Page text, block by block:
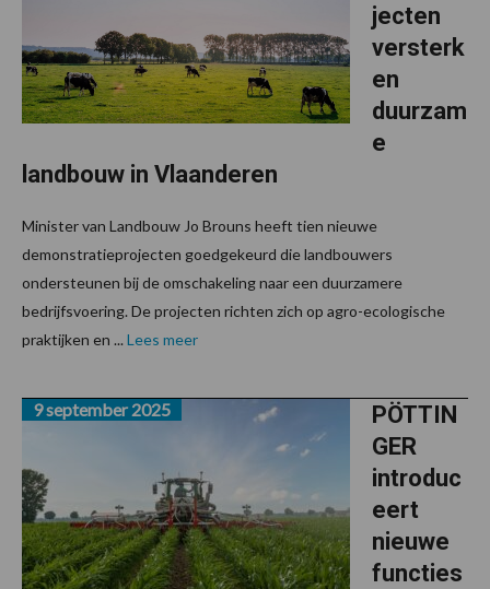
jecten
versterk
en
duurzam
e
landbouw in Vlaanderen
Minister van Landbouw Jo Brouns heeft tien nieuwe
demonstratieprojecten goedgekeurd die landbouwers
ondersteunen bij de omschakeling naar een duurzamere
bedrijfsvoering. De projecten richten zich op agro-ecologische
praktijken en ... Lees meer
PÖTTIN
GER
introduc
eert
nieuwe
functies
9 september 2025